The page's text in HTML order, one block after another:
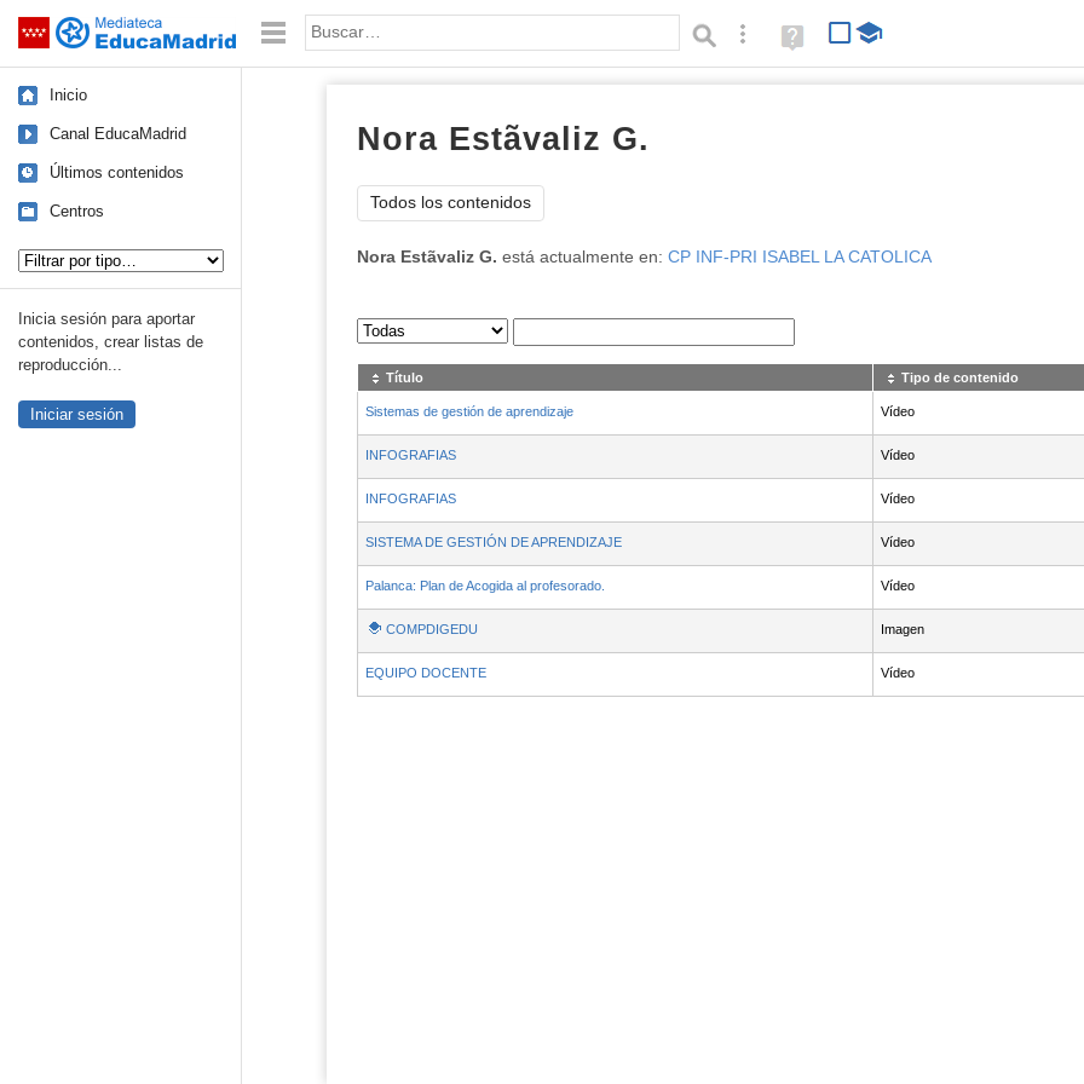
Saltar navegación Palabra o frase: Búsqueda avanzada
Ayuda
(en
Inicio
Canal EducaMadrid
Últimos contenidos
Centros
Inicia sesión para aportar
contenidos, crear listas de
reproducción...
Iniciar sesión
Nora Estã­valiz G.
Todos los contenidos
Nora Estã­valiz G. está actualmente en: CP INF-PRI ISABEL LA CATOLICA
Sus archivos
Título Tipo de contenido
Sistemas de gestión de aprendizaje Vídeo
INFOGRAFIAS Vídeo
INFOGRAFIAS Vídeo
SISTEMA DE GESTIÓN DE APRENDIZAJE Vídeo
Palanca: Plan de Acogida al profesorado. Vídeo
COMPDIGEDU Imagen
EQUIPO DOCENTE Vídeo